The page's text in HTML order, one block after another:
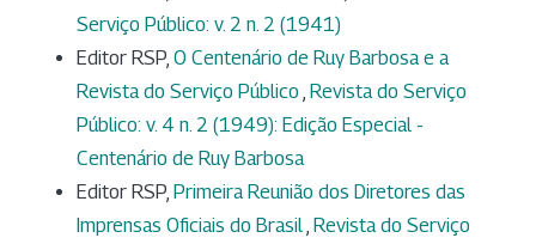
Serviço Público: v. 2 n. 2 (1941)
Editor RSP, O Centenário de Ruy Barbosa e a
Revista do Serviço Público , Revista do Serviço
Público: v. 4 n. 2 (1949): Edição Especial -
Centenário de Ruy Barbosa
Editor RSP, Primeira Reunião dos Diretores das
Imprensas Oficiais do Brasil, Revista do Serviço